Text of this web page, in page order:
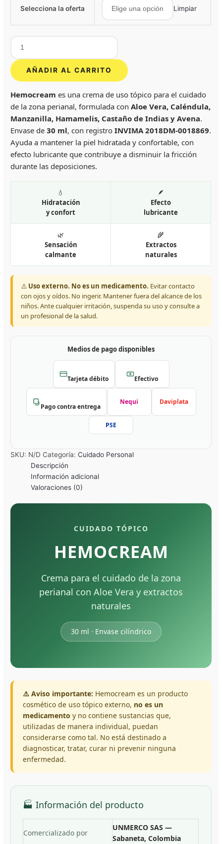
Selecciona la oferta Limpiar
AÑADIR AL CARRITO
Hemocream es una crema de uso tópico para el cuidado
de la zona perianal, formulada conAloe Vera, Caléndula,
Manzanilla, Hamamelis, Castaño de Indias y Avena.
Envase de30 ml, con registroINVIMA 2018DM-0018869.
Ayuda a mantener la piel hidratada y confortable, con
efecto lubricante que contribuye a disminuir la fricción
durante las deposiciones.
💧
Hidratación
y confort
🪶
Efecto
lubricante
🌿
Sensación
calmante
🌾
Extractos
naturales
⚠️ Uso externo. No es un medicamento. Evitar contacto
con ojos y oídos. No ingerir. Mantener fuera del alcance de los
niños. Ante cualquier irritación, suspenda su uso y consulte a
un profesional de la salud.
Medios de pago disponibles
Tarjeta débito Efectivo
Pago contra entrega
Nequi Daviplata
PSE
SKU: N/D Categoría:Cuidado Personal
Descripción
Información adicional
Valoraciones (0)
CUIDADO TÓPICO
HEMOCREAM
Crema para el cuidado de la zona
perianal con Aloe Vera y extractos
naturales
30 ml · Envase cilíndrico
⚠️ Aviso importante: Hemocream es un producto
cosmético de uso tópico externo, no es un
medicamento y no contiene sustancias que,
utilizadas de manera individual, puedan
considerarse como tal. No está destinado a
diagnosticar, tratar, curar ni prevenir ninguna
enfermedad.
🏭 Información del producto
Comercializado por
UNMERCO SAS —
Sabaneta, Colombia